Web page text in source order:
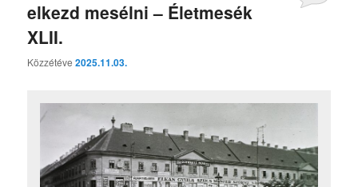
elkezd mesélni – Életmesék
XLII.
Közzétéve2025.11.03.